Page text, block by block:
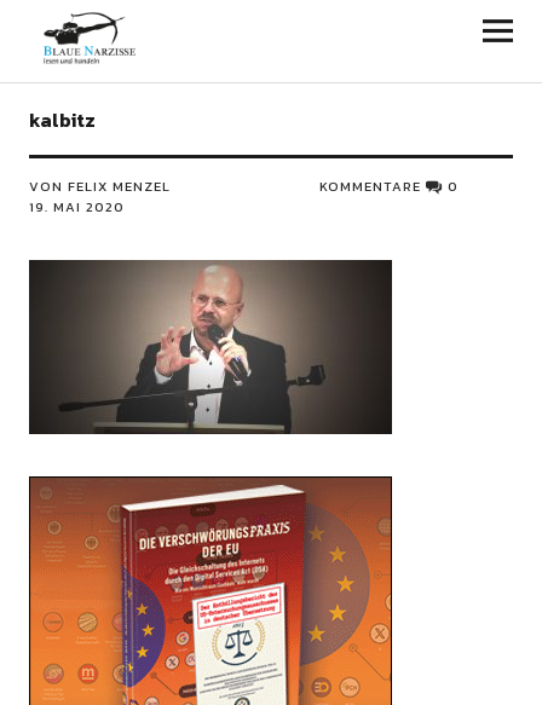
Blaue Narzisse
kalbitz
VON FELIX MENZEL
19. MAI 2020
KOMMENTARE 0